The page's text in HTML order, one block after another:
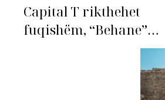
Capital T rikthehet
fuqishëm, “Behane”
premton të bëhet